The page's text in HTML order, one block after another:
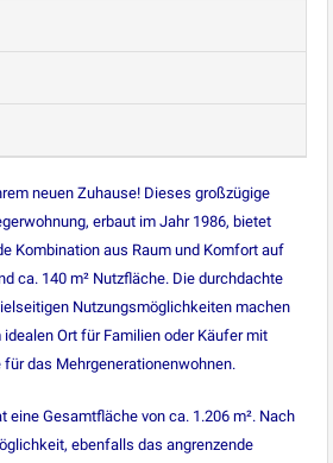
neuen Zuhause! Dieses großzügige
erbaut im Jahr 1986, bietet
Kombination aus Raum und Komfort auf
ca. 140 m² Nutzfläche. Die durchdachte
Nutzungsmöglichkeiten machen
Ort für Familien oder Käufer mit
das Mehrgenerationenwohnen.
eine Gesamtfläche von ca. 1.206 m². Nach
ebenfalls das angrenzende